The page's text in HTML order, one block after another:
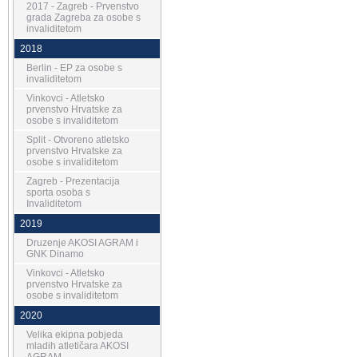
2017 - Zagreb - Prvenstvo
grada Zagreba za osobe s
invaliditetom
2018
Berlin - EP za osobe s
invaliditetom
Vinkovci - Atletsko
prvenstvo Hrvatske za
osobe s invaliditetom
Split - Otvoreno atletsko
prvenstvo Hrvatske za
osobe s invaliditetom
Zagreb - Prezentacija
sporta osoba s
Invaliditetom
2019
Druzenje AKOSI AGRAM i
GNK Dinamo
Vinkovci - Atletsko
prvenstvo Hrvatske za
osobe s invaliditetom
2020
Velika ekipna pobjeda
mladih atletičara AKOSI